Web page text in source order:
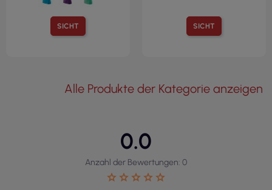
SICHT SICHT
Alle Produkte der Kategorie anzeigen
0.0
Anzahl der Bewertungen: 0